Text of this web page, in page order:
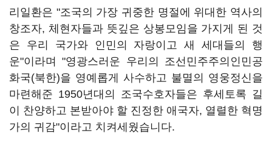
리일환은 "조국의 가장 귀중한 명절에 위대한 역사의
창조자, 체현자들과 뜻깊은 상봉모임을 가지게 된 것
은 우리 국가와 인민의 자랑이고 새 세대들의 행
운"이라며 "영광스러운 우리의 조선민주주의인민공
화국(북한)을 영예롭게 사수하고 불멸의 영웅정신을
마련해준 1950년대의 조국수호자들은 후세토록 길
이 찬양하고 본받아야 할 진정한 애국자, 열렬한 혁명
가의 귀감"이라고 치켜세웠습니다.